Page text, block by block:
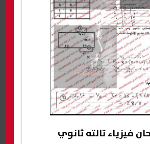
فيزياء تالته ثانوي